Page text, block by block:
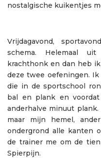
nostalgische kuikentjes
Vrijdagavond,
schema. Helemaal
krachthonk en dan heb
deze twee oefeningen.
die in de sportschool
bal en plank en
anderhalve minuut
maar mijn hemel,
ondergrond alle kanten
de trainer me om de tien
Spierpijn.